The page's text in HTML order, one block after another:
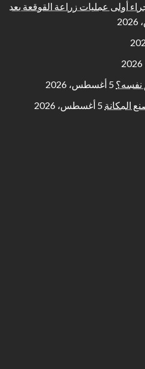
أولى عمليات زراعة القوقعة بعد
نفسه؟ 5 أغسطس، 2026
المكانة 5 أغسطس، 2026